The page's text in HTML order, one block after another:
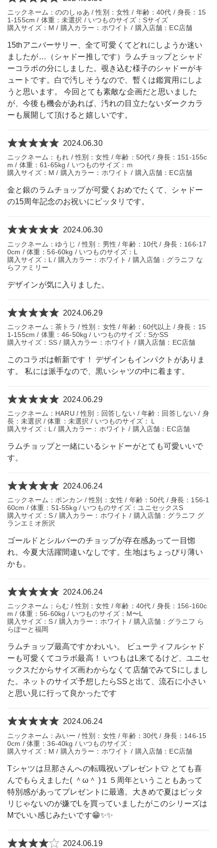
ニックネーム：ののしゅあ / 性別：女性 / 年齢：40代 / 身長：15
1-155cm / 体重：未選択 / いつものサイズ：Sサイズ
購入サイズ：M / 購入カラー：ホワイト / 購入店舗：EC店舗
15thアニバーサリー、全て可愛くてどれにしようか迷い
ましたが…（シャドー推しです）ラムチョップとシャド
ーコラボの分にしました。覗き込む様子のシャドーがキ
ュートです。白で汚しそうなので、暫くは鑑賞用にしよ
うと思います。 今回とても素敵な企画だと思いました
が、今後も機会があれば、汚れの目立たないダークカラ
ーも展開して頂けると嬉しいです。
2024.06.30
ニックネーム：もれ / 性別：女性 / 年齢：50代 / 身長：151-155c
m / 体重：61-65kg / いつものサイズ：ｍ
購入サイズ：M / 購入カラー：ホワイト / 購入店舗：EC店舗
金と銀のラムチョップが可愛くおめでたくて、シャドー
の15周年記念のお祝いにピッタリです。
2024.06.30
ニックネーム：ゆうじ / 性別：男性 / 年齢：10代 / 身長：166-17
0cm / 体重：56-60kg / いつものサイズ：L
購入サイズ：L / 購入カラー：ホワイト / 購入店舗：グラニフ な
らファミリー
デザインが気に入りました。
2024.06.29
ニックネーム：茶トラ / 性別：女性 / 年齢：60代以上 / 身長：15
1-155cm / 体重：46-50kg / いつものサイズ：SかSS
購入サイズ：SS / 購入カラー：ホワイト / 購入店舗：EC店舗
このコラボは斬新です！ デザインもインパクトがありま
す。 私には派手なので、黒いシャツの中に着ます。
2024.06.29
ニックネーム：HARU / 性別：回答しない / 年齢：回答しない / 身
長：未選択 / 体重：未選択 / いつものサイズ：Ｌ
購入サイズ：L / 購入カラー：ホワイト / 購入店舗：EC店舗
ラムチョップと一緒にいるシャドーがとても可愛いいで
す。
2024.06.24
ニックネーム：ポンカン / 性別：女性 / 年齢：50代 / 身長：156-1
60cm / 体重：51-55kg / いつものサイズ：ユニセックスS
購入サイズ：S / 購入カラー：ホワイト / 購入店舗：グラニフ グ
ランエミオ所沢
ゴールドとシルバーのチョップが存在感あって一目惚
れ。今夏大活躍間違いなしです。生地はちょっぴり薄い
かも。
2024.06.24
ニックネーム：らむ / 性別：女性 / 年齢：40代 / 身長：156-160c
m / 体重：56-60kg / いつものサイズ：M〜L
購入サイズ：S / 購入カラー：ホワイト / 購入店舗：グラニフ ら
らぽーと福岡
ラムチョップ最高ですかわいい。 ビューティフルシャド
ーも可愛くてコラボ最高！ いつもはL来てるけど、ユニセ
ックスだからサイズ画わからなくて店舗でみてSにしまし
た。ネットのサイズ予想したらSSと出て、流石に小さい
と思い見に行って良かったです
2024.06.24
ニックネーム：みいー / 性別：女性 / 年齢：30代 / 身長：146-15
0cm / 体重：36-40kg / いつものサイズ：
購入サイズ：M / 購入カラー：ホワイト / 購入店舗：EC店舗
Tシャツは旦那さんへの転職祝いプレゼント👕 とても喜
んでもらえました( ＾ω＾ )１５周年ということもあって
特別感があってプレゼントに最適。大きめで夏はピッタ
リじゃないのが嫌でLを買っていましたがこのシリーズは
Mでいい感じみたいです😁✨✨
2024.06.19